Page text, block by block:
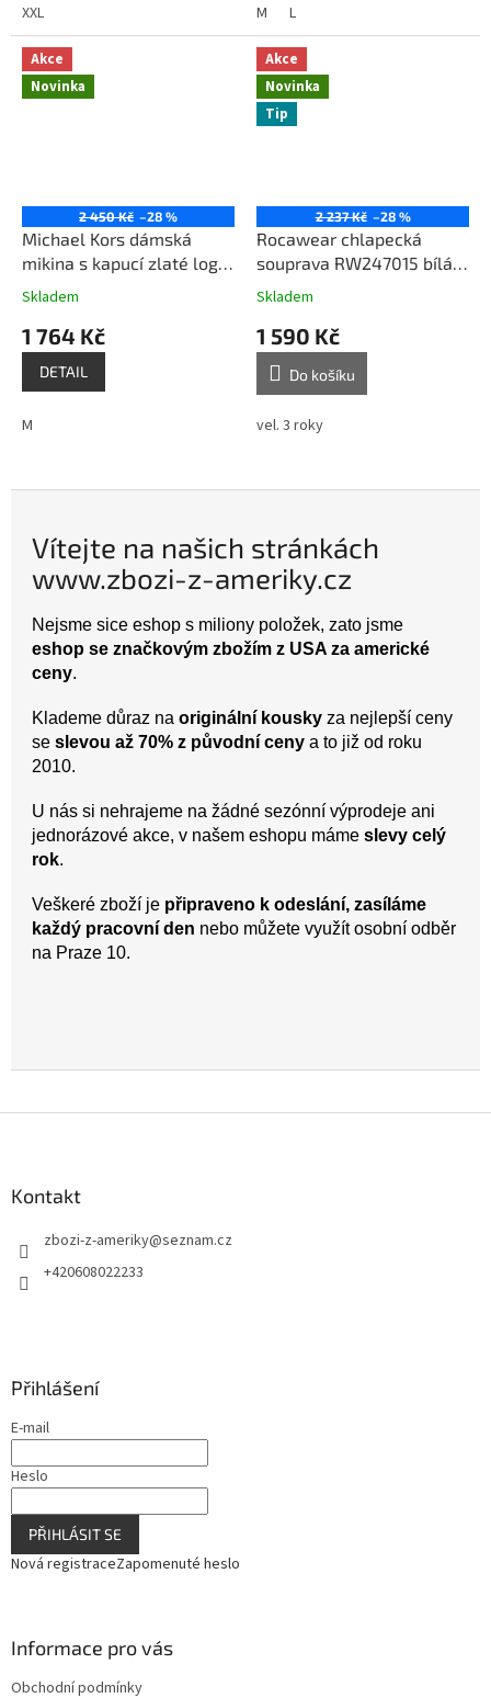
XXL M L
Akce
Novinka
2 450 Kč –28 %
Michael Kors dámská
mikina s kapucí zlaté logo
MK černá
Skladem
1 764 Kč
DETAIL
M
Akce
Novinka
Tip
2 237 Kč –28 %
Rocawear chlapecká
souprava RW247015 bílá
vel. 3 roky
Skladem
1 590 Kč
Do košíku
vel. 3 roky
Vítejte na našich stránkách
www.zbozi-z-ameriky.cz
Nejsme sice eshop s miliony položek, zato jsme
eshop se značkovým zbožím z USA za americké
ceny.
Klademe důraz na originální kousky za nejlepší ceny
se slevou až 70% z původní ceny a to již od roku
2010.
U nás si nehrajeme na žádné sezónní výprodeje ani
jednorázové akce, v našem eshopu máme slevy celý
rok.
Veškeré zboží je připraveno k odeslání, zasíláme
každý pracovní den nebo můžete využít osobní odběr
na Praze 10.
Kontakt
zbozi-z-ameriky@seznam.cz
+420608022233
Přihlášení
E-mail
Heslo
PŘIHLÁSIT SE
Nová registraceZapomenuté heslo
Informace pro vás
Obchodní podmínky